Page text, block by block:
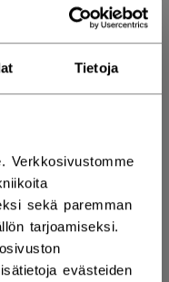
Tietoja
Verkkosivustomme
sekä paremman
tarjoamiseksi.
evästeiden
palautus
AVAA